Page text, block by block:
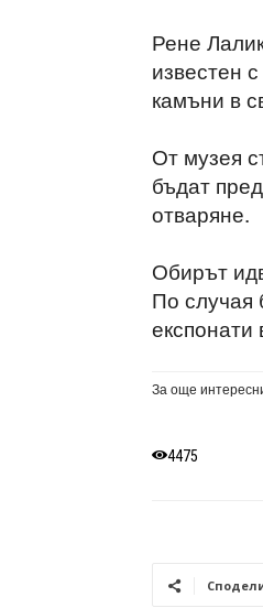
Рене
известен
камъни в
От музея
бъдат
отваряне.
Обирът
По случая
експонати
За още
4475